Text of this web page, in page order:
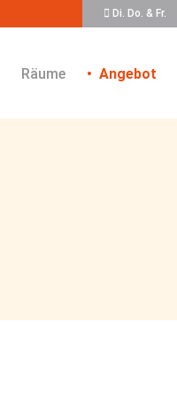
Di. Do. & Fr.
Räume Angebot